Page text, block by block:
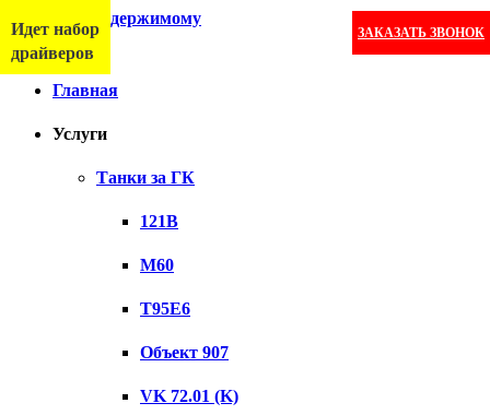
Перейти к содержимому
ЗАКАЗАТЬ ЗВОНОК
Меню
Главная
Услуги
Танки за ГК
121B
M60
T95E6
Объект 907
VK 72.01 (K)
Идет набор
драйверов